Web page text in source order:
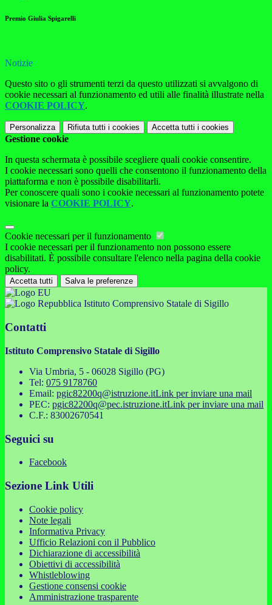
Premio Giulia Spigarelli
Notizie
Questo sito o gli strumenti terzi da questo utilizzati si avvalgono di
cookie necessari al funzionamento ed utili alle finalità illustrate nella
COOKIE POLICY.
Personalizza Rifiuta tutti i cookies Accetta tutti i cookies
Gestione cookie
In questa schermata è possibile scegliere quali cookie consentire.
I cookie necessari sono quelli che consentono il funzionamento della
piattaforma e non è possibile disabilitarli.
Per conoscere quali sono i cookie necessari al funzionamento potete
visionare la COOKIE POLICY.
Cookie necessari per il funzionamento
I cookie necessari per il funzionamento non possono essere
disabilitati. È possibile consultare l'elenco nella pagina della cookie
policy.
Accetta tutti Salva le preferenze
Istituto Comprensivo Statale di Sigillo
Contatti
Istituto Comprensivo Statale di Sigillo
Via Umbria, 5 - 06028 Sigillo (PG)
Tel: 075 9178760
Email: pgic82200q@istruzione.itLink per inviare una mail
PEC: pgic82200q@pec.istruzione.itLink per inviare una mail
C.F.: 83002670541
Seguici su
Facebook
Sezione Link Utili
Cookie policy
Note legali
Informativa Privacy
Ufficio Relazioni con il Pubblico
Dichiarazione di accessibilità
Obiettivi di accessibilità
Whistleblowing
Gestione consensi cookie
Amministrazione trasparente